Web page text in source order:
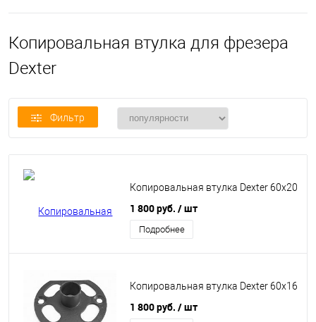
Копировальная втулка для фрезера
Dexter
Фильтр
Копировальная втулка Dexter 60х20
1 800 руб. / шт
Подробнее
Копировальная втулка Dexter 60х16
1 800 руб. / шт